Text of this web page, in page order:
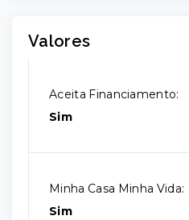
Valores
Aceita Financiamento:
Sim
Minha Casa Minha Vida:
Sim